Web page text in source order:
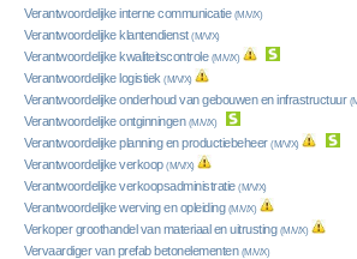
Verantwoordelijke interne communicatie (M/V/X)
Verantwoordelijke klantendienst (M/V/X)
Verantwoordelijke kwaliteitscontrole (M/V/X)
Verantwoordelijke logistiek (M/V/X)
Verantwoordelijke onderhoud van gebouwen en infrastructuur
Verantwoordelijke ontginningen (M/V/X)
Verantwoordelijke planning en productiebeheer (M/V/X)
Verantwoordelijke verkoop (M/V/X)
Verantwoordelijke verkoopsadministratie (M/V/X)
Verantwoordelijke werving en opleiding (M/V/X)
Verkoper groothandel van materiaal en uitrusting (M/V/X)
Vervaardiger van prefab betonelementen (M/V/X)